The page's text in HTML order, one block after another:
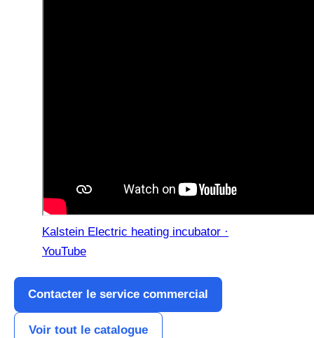
Kalstein Electric heating incubator ·
YouTube
Contacter le service commercial
Voir tout le catalogue